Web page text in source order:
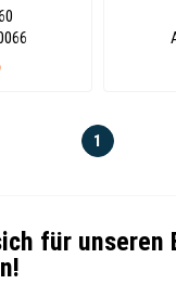
1
für unseren